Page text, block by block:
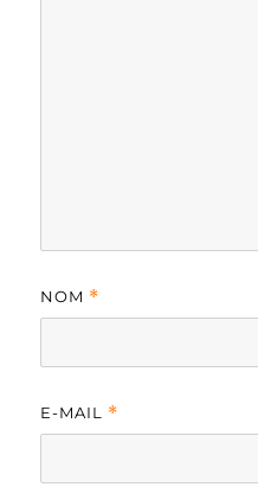
NOM *
E-MAIL *